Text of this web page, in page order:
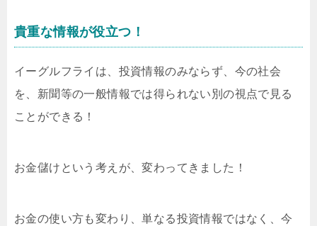
貴重な情報が役立つ！
イーグルフライは、投資情報のみならず、今の社会
を、新聞等の一般情報では得られない別の視点で見る
ことができる！
お金儲けという考えが、変わってきました！
お金の使い方も変わり、単なる投資情報ではなく、今